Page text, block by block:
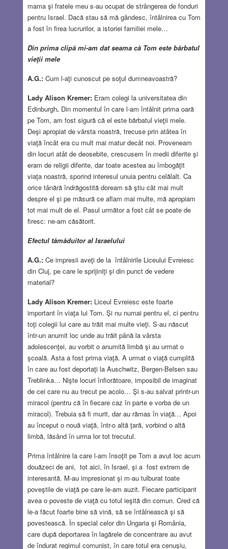
mama şi fratele meu s-au ocupat de strângerea de fonduri
pentru Israel. Dacă stau să mă gândesc, întâlnirea cu Tom
a fost în firea lucrurilor, a istoriei familiei mele…
Din prima clipă mi-am dat seama că Tom este bărbatul
vieţii mele
A.G.: Cum l-aţi cunoscut pe soţul dumneavoastră?
Lady Alison Kremer: Eram colegi la universitatea din
Edinburgh. Din momentul în care l-am întâlnit prima oară
pe Tom, am fost sigură că el este bărbatul vieţii mele.
Deşi apropiat de vârsta noastră, trecuse prin atâtea în
viaţă încât era cu mult mai matur decât noi. Proveneam
din locuri atât de deosebite, crescusem în medii diferite şi
eram de religii diferite, dar toate acestea au îmbogăţit
viaţa noastră, sporind interesul unuia pentru celălalt. Ca
orice tânără îndrăgostită doream să ştiu cât mai mult
despre el şi pe măsură ce aflam mai multe, mă apropiam
tot mai mult de el. Pasul următor a fost cât se poate de
firesc: ne-am căsătorit.
Efectul tămăduitor al Israelului
A.G.:Ce impresii aveţi de la întâlnirile Liceului Evreiesc
din Cluj, pe care le sprijiniţi şi din punct de vedere
material?
Lady Alison Kremer:Liceul Evreiesc este foarte
important în viaţa lui Tom. Şi nu numai pentru el, ci pentru
toţi colegii lui care au trăit mai multe vieţi. S-au născut
într-un anumit loc unde au trăit până la vârsta
adolescenţei, au vorbit o anumită limbă şi au urmat o
şcoală. Asta a fost prima viaţă. A urmat o viaţă cumplită
în care au fost deportaţi la Auschwitz, Bergen-Belsen sau
Treblinka… Nişte locuri înfiorătoare, imposibil de imaginat
de cei care nu au trecut pe acolo… Şi s-au salvat printr-un
miracol (pentru că în fiecare caz în parte e vorba de un
miracol). Trebuia să fi murit, dar au rămas în viaţă… Apoi
au început o nouă viaţă, într-o altă ţară, vorbind o altă
limbă, lăsând în urma lor tot trecutul.
Prima întâlnire la care l-am însoţit pe Tom a avut loc acum
douăzeci de ani, tot aici, în Israel, şi a fost extrem de
interesantă. M-au impresionat şi m-au tulburat toate
poveştile de viaţă pe care le-am auzit. Fiecare participant
avea o poveste de viaţă cu totul ieşită din comun. Cred că
le-a făcut foarte bine să vină, să se întâlnească şi să
povestească. În special celor din Ungaria şi România,
care după deportarea în lagărele de concentrare au avut
de îndurat regimul comunist, în care totul era cenuşiu,